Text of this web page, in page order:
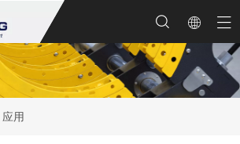
应用